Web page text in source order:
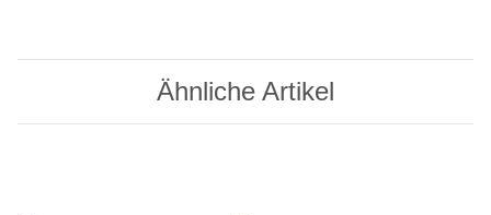
Ähnliche Artikel